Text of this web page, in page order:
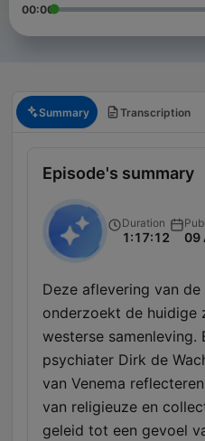
00:00
Summary Transcription
Episode's summary
Duration
1:17:12 09
Deze aflevering van
onderzoekt de huidige
westerse samenleving.
psychiater Dirk de
van Venema
van religieuze en
geleid tot een gevoel